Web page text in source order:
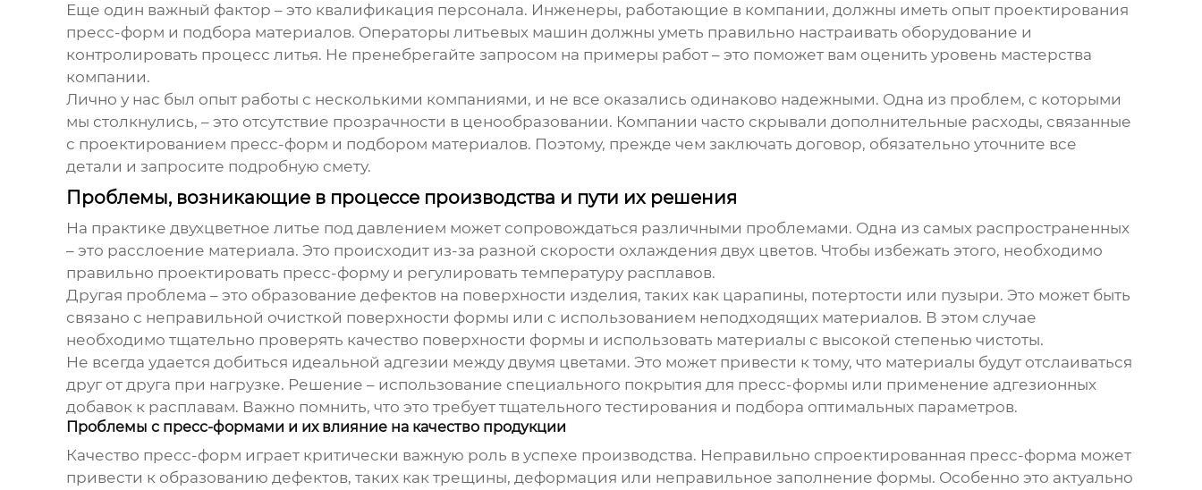
Еще один важный фактор – это квалификация персонала. Инженеры, работающие в компании, должны иметь опыт проектирования
пресс-форм и подбора материалов. Операторы литьевых машин должны уметь правильно настраивать оборудование и
контролировать процесс литья. Не пренебрегайте запросом на примеры работ – это поможет вам оценить уровень мастерства
компании.
Лично у нас был опыт работы с несколькими компаниями, и не все оказались одинаково надежными. Одна из проблем, с которыми
мы столкнулись, – это отсутствие прозрачности в ценообразовании. Компании часто скрывали дополнительные расходы, связанные
с проектированием пресс-форм и подбором материалов. Поэтому, прежде чем заключать договор, обязательно уточните все
детали и запросите подробную смету.
Проблемы, возникающие в процессе производства и пути их решения
На практике двухцветное литье под давлением может сопровождаться различными проблемами. Одна из самых распространенных
– это расслоение материала. Это происходит из-за разной скорости охлаждения двух цветов. Чтобы избежать этого, необходимо
правильно проектировать пресс-форму и регулировать температуру расплавов.
Другая проблема – это образование дефектов на поверхности изделия, таких как царапины, потертости или пузыри. Это может быть
связано с неправильной очисткой поверхности формы или с использованием неподходящих материалов. В этом случае
необходимо тщательно проверять качество поверхности формы и использовать материалы с высокой степенью чистоты.
Не всегда удается добиться идеальной адгезии между двумя цветами. Это может привести к тому, что материалы будут отслаиваться
друг от друга при нагрузке. Решение – использование специального покрытия для пресс-формы или применение адгезионных
добавок к расплавам. Важно помнить, что это требует тщательного тестирования и подбора оптимальных параметров.
Проблемы с пресс-формами и их влияние на качество продукции
Качество пресс-форм играет критически важную роль в успехе производства. Неправильно спроектированная пресс-форма может
привести к образованию дефектов, таких как трещины, деформация или неправильное заполнение формы. Особенно это актуально